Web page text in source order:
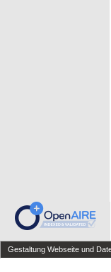
Gestaltung Webseite und